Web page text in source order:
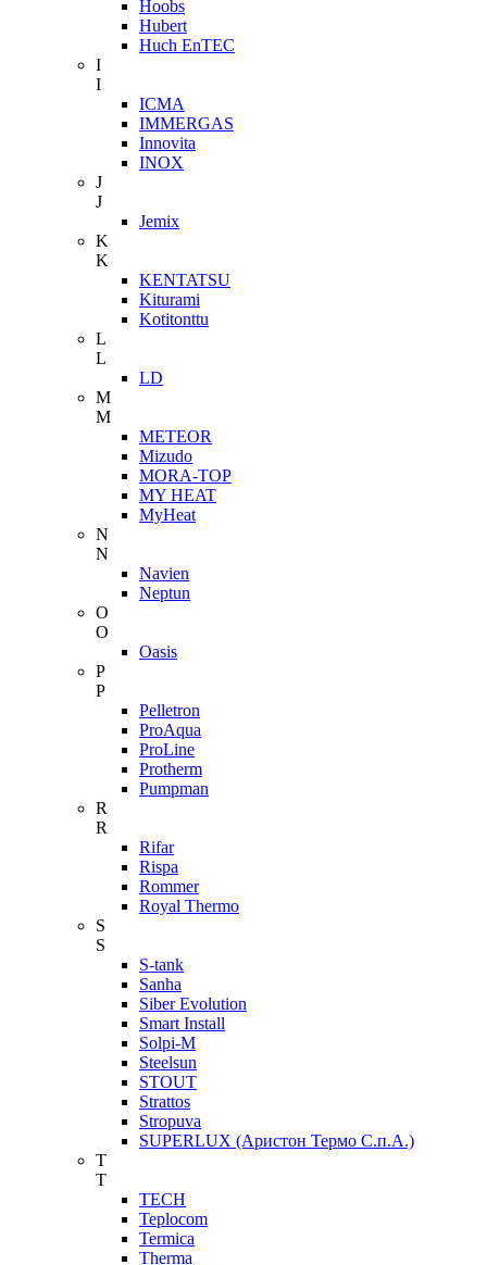
Hoobs
Hubert
Huch EnTEC
I
I
ICMA
IMMERGAS
Innovita
INOX
J
J
Jemix
K
K
KENTATSU
Kiturami
Kotitonttu
L
L
LD
M
M
METEOR
Mizudo
MORA-TOP
MY HEAT
MyHeat
N
N
Navien
Neptun
O
O
Oasis
P
P
Pelletron
ProAqua
ProLine
Protherm
Pumpman
R
R
Rifar
Rispa
Rommer
Royal Thermo
S
S
S-tank
Sanha
Siber Evolution
Smart Install
Solpi-M
Steelsun
STOUT
Strattos
Stropuva
SUPERLUX (Аристон Термо С.п.А.)
T
T
TECH
Teplocom
Termica
Therma